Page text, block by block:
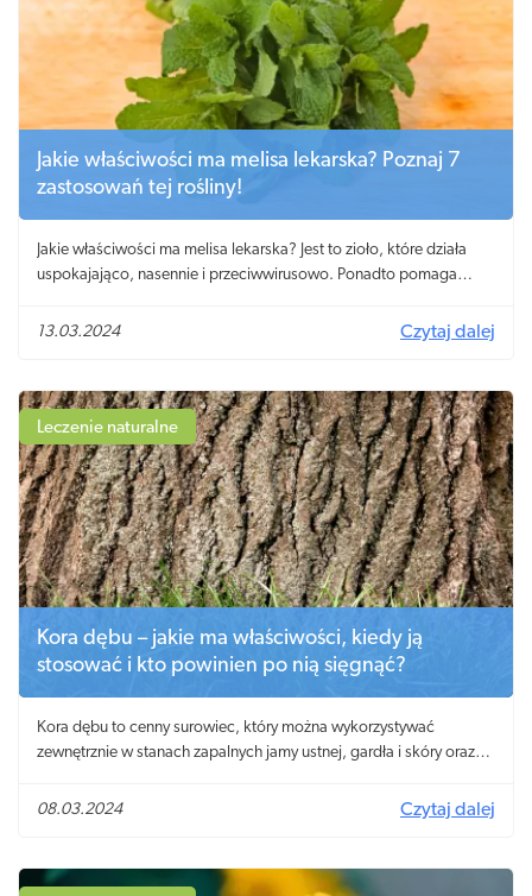
Jakie właściwości ma melisa lekarska? Poznaj 7
zastosowań tej rośliny!
Jakie właściwości ma melisa lekarska? Jest to zioło, które działa
uspokajająco, nasennie i przeciwwirusowo. Ponadto pomaga
13.03.2024
Czytaj dalej
Leczenie naturalne
Kora dębu – jakie ma właściwości, kiedy ją
stosować i kto powinien po nią sięgnąć?
Kora dębu to cenny surowiec, który można wykorzystywać
zewnętrznie w stanach zapalnych jamy ustnej, gardła i skóry oraz
08.03.2024
Czytaj dalej